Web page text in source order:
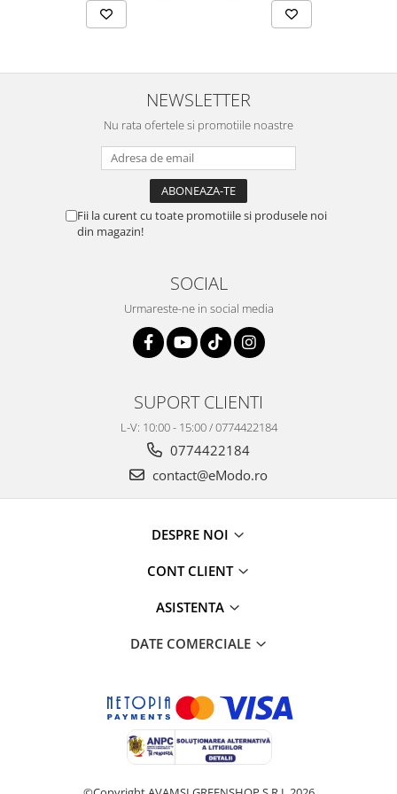
NEWSLETTER
Nu rata ofertele si promotiile noastre
Fii la curent cu toate promotiile si produsele noi
din magazin!
SOCIAL
Urmareste-ne in social media
SUPORT CLIENTI
L-V: 10:00 - 15:00 / 0774422184
0774422184
contact@eModo.ro
DESPRE NOI
CONT CLIENT
ASISTENTA
DATE COMERCIALE